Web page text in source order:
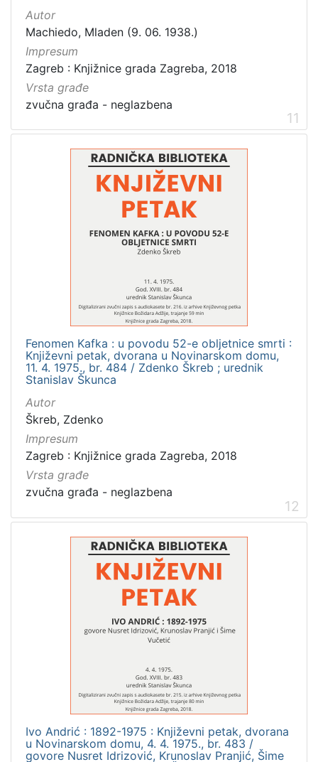
Autor
Machiedo, Mladen (9. 06. 1938.)
Impresum
Zagreb : Knjižnice grada Zagreba, 2018
Vrsta građe
zvučna građa - neglazbena
11
Fenomen Kafka : u povodu 52-e obljetnice smrti :
Književni petak, dvorana u Novinarskom domu,
11. 4. 1975., br. 484 / Zdenko Škreb ; urednik
Stanislav Škunca
Autor
Škreb, Zdenko
Impresum
Zagreb : Knjižnice grada Zagreba, 2018
Vrsta građe
zvučna građa - neglazbena
12
Ivo Andrić : 1892-1975 : Književni petak, dvorana
u Novinarskom domu, 4. 4. 1975., br. 483 /
govore Nusret Idrizović, Krunoslav Pranjić, Šime